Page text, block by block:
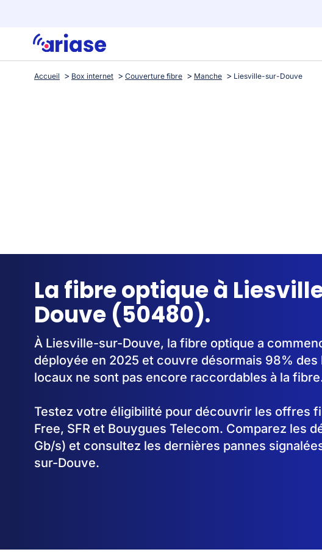
Accueil Box internet Couverture fibre Manche Liesville-sur-Douve
La fibre optique à
Douve (50480).
À Liesville-sur-Douve, la fibre optique a
déployée en 2025 et couvre désormais 98% des
locaux ne sont pas encore raccordables à la
Testez votre éligibilité pour découvrir les offres
Free, SFR et Bouygues Telecom. Comparez les
Gb/s) et consultez les dernières pannes
sur-Douve.